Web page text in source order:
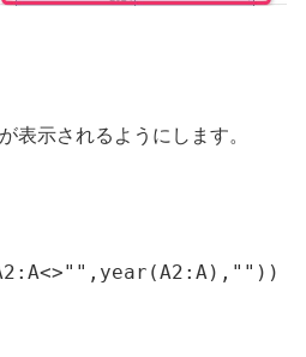
表示されるようにします。
<>"" , year (A2:A) , "" ) )